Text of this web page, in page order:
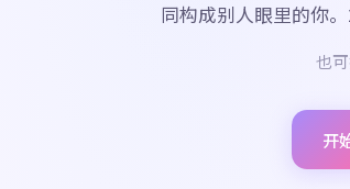
同构成别人眼里的你
也
开